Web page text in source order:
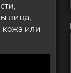
лица,
кожа или